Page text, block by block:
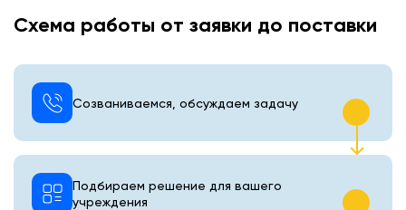
Схема работы от заявки до поставки
Созваниваемся, обсуждаем задачу
Подбираем решение для вашего
учреждения